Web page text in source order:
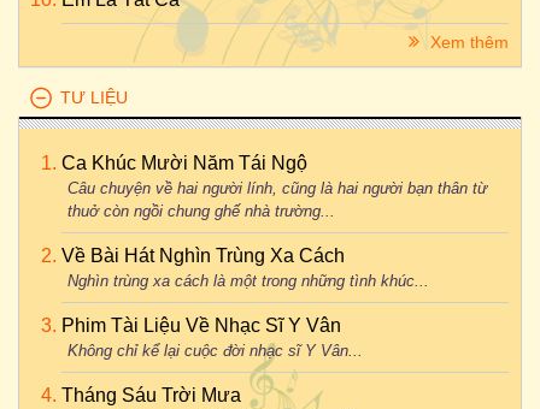
Xem thêm
TƯ LIỆU
Ca Khúc Mười Năm Tái Ngộ
Câu chuyện về hai người lính, cũng là hai người bạn thân từ
thuở còn ngồi chung ghế nhà trường...
Về Bài Hát Nghìn Trùng Xa Cách
Nghìn trùng xa cách là một trong những tình khúc...
Phim Tài Liệu Về Nhạc Sĩ Y Vân
Không chỉ kể lại cuộc đời nhạc sĩ Y Vân...
Tháng Sáu Trời Mưa